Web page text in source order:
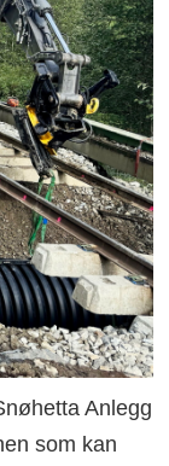
Anlegg
som kan